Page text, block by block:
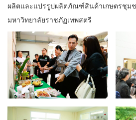
ผลิตและแปรรูปผลิตภัณฑ์สินค้าเกษตรชุม
มหาวิทยาลัยราชภัฏเทพสตรี